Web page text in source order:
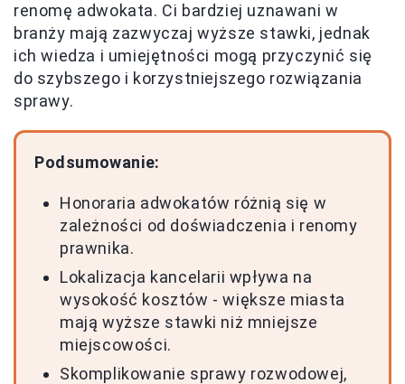
renomę adwokata. Ci bardziej uznawani w
branży mają zazwyczaj wyższe stawki, jednak
ich wiedza i umiejętności mogą przyczynić się
do szybszego i korzystniejszego rozwiązania
sprawy.
Podsumowanie:
Honoraria adwokatów różnią się w
zależności od doświadczenia i renomy
prawnika.
Lokalizacja kancelarii wpływa na
wysokość kosztów - większe miasta
mają wyższe stawki niż mniejsze
miejscowości.
Skomplikowanie sprawy rozwodowej,